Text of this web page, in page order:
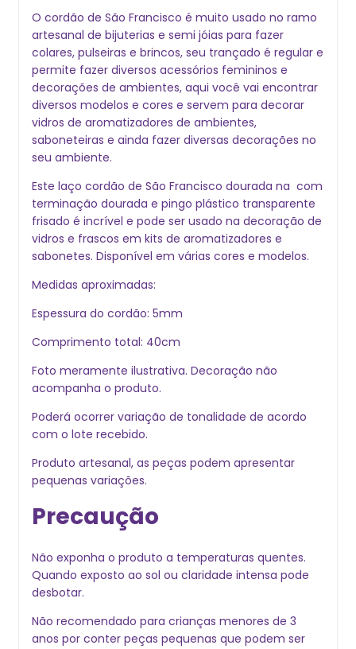
O cordão de São Francisco é muito usado no ramo
artesanal de bijuterias e semi jóias para fazer
colares, pulseiras e brincos, seu trançado é regular e
permite fazer diversos acessórios femininos e
decorações de ambientes, aqui você vai encontrar
diversos modelos e cores e servem para decorar
vidros de aromatizadores de ambientes,
saboneteiras e ainda fazer diversas decorações no
seu ambiente.
Este laço cordão de São Francisco dourada na com
terminação dourada e pingo plástico transparente
frisado é incrível e pode ser usado na decoração de
vidros e frascos em kits de aromatizadores e
sabonetes. Disponível em várias cores e modelos.
Medidas aproximadas:
Espessura do cordão: 5mm
Comprimento total: 40cm
Foto meramente ilustrativa. Decoração não
acompanha o produto.
Poderá ocorrer variação de tonalidade de acordo
com o lote recebido.
Produto artesanal, as peças podem apresentar
pequenas variações.
Precaução
Não exponha o produto a temperaturas quentes.
Quando exposto ao sol ou claridade intensa pode
desbotar.
Não recomendado para crianças menores de 3
anos por conter peças pequenas que podem ser